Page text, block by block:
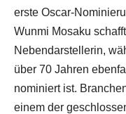
erste Oscar-
Wunmi Mosaku
Nebendarstellerin,
über 70 Jahren
nominiert ist.
einem der